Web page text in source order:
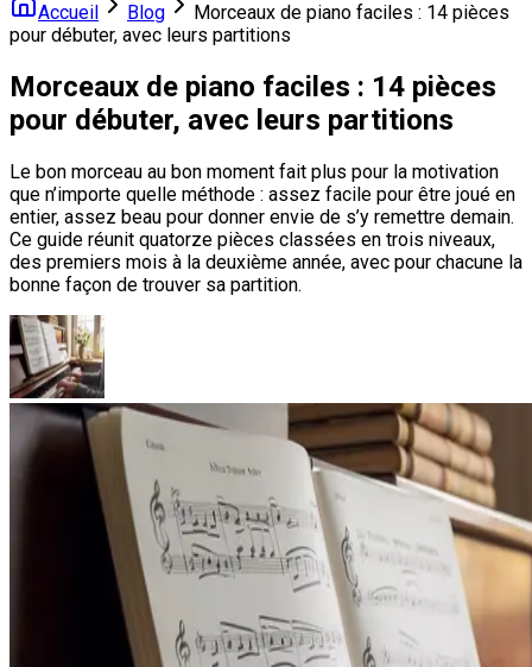
Accueil
Blog
Morceaux de piano faciles : 14 pièces
pour débuter, avec leurs partitions
Morceaux de piano faciles : 14 pièces
pour débuter, avec leurs partitions
Le bon morceau au bon moment fait plus pour la motivation
que n’importe quelle méthode : assez facile pour être joué en
entier, assez beau pour donner envie de s’y remettre demain.
Ce guide réunit quatorze pièces classées en trois niveaux,
des premiers mois à la deuxième année, avec pour chacune la
bonne façon de trouver sa partition.